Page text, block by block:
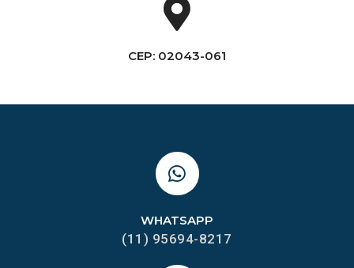
CEP: 02043-061
WHATSAPP
(11) 95694-8217